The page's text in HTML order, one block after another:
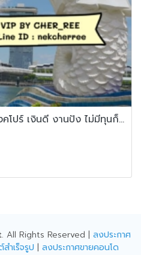
รับสมัครสาวๆ ลงงานVipสิงคโปร์ เงินดี งานปัง ไม่มีทุนก็บินได้
. All Rights Reserved | ลงประกาศ
สำเร็จรูป | ลงประกาศขายคอนโด